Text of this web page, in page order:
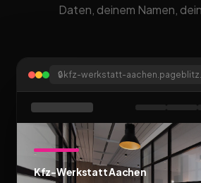
Daten, deinem Namen,
🔒 kfz-werkstatt-
Kfz-Werkstatt Aachen